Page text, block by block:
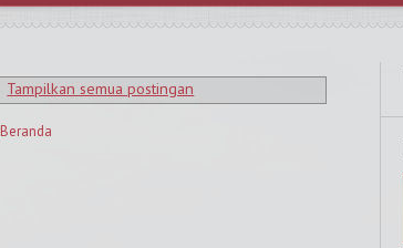
Tampilkan semua postingan
Beranda